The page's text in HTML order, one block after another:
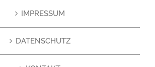
IMPRESSUM
DATENSCHUTZ